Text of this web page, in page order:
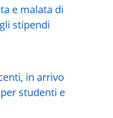
e malata di
stipendi